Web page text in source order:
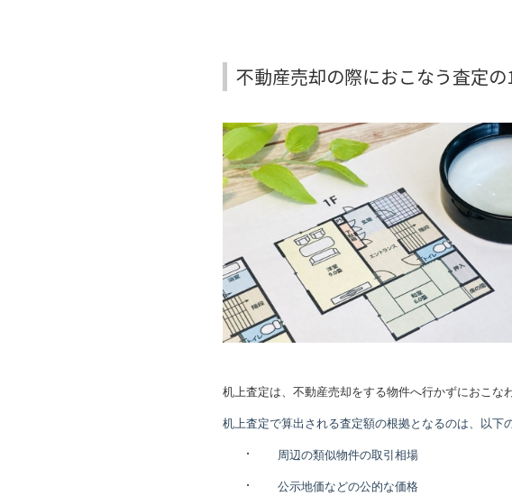
不動産売却の際におこなう査定
机上査定は、不動産売却をする物件へ行かずにおこな
机上査定で算出される査定額の根拠となるのは、以下
· 周辺の類似物件の取引相場
· 公示地価などの公的な価格